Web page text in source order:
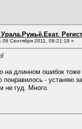
Урала.Ружьё.Екат.
06 Сентября 2011, 08:21:19 »
на длинном ошибок тоже
понравилось -
не гуд. Много.